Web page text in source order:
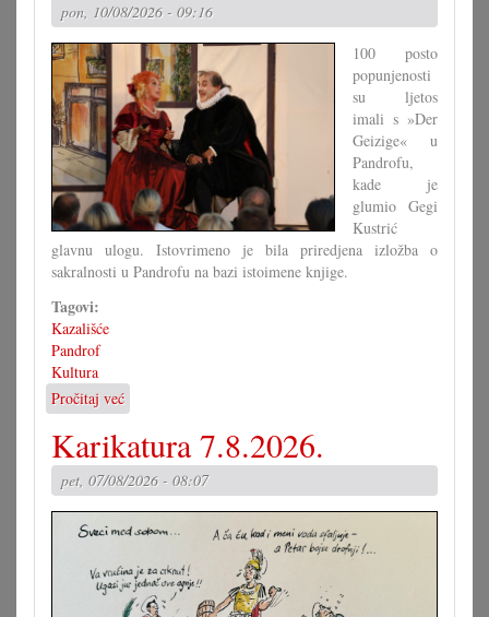
pon, 10/08/2026 - 09:16
100 posto
popunjenosti
su ljetos
imali s »Der
Geizige« u
Pandrofu,
kade je
glumio Gegi
Kustrić
glavnu ulogu. Istovrimeno je bila priredjena izložba o
sakralnosti u Pandrofu na bazi istoimene knjige.
Tagovi:
Kazališće
Pandrof
Kultura
Pročitaj već
Izložba
i
fantastično
kazališće
u
Pandrofu
Karikatura 7.8.2026.
pet, 07/08/2026 - 08:07